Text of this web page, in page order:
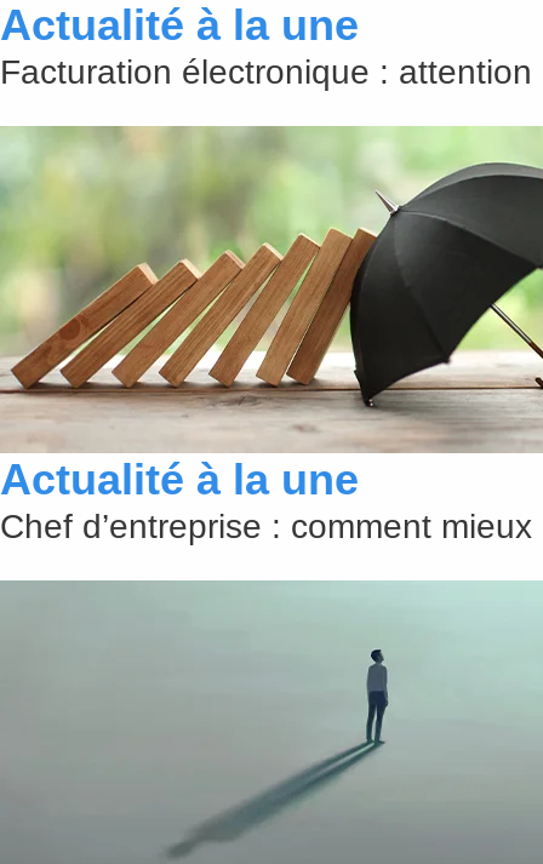
Actualité à la une
Facturation électronique :
Actualité à la une
Chef d’entreprise : comment